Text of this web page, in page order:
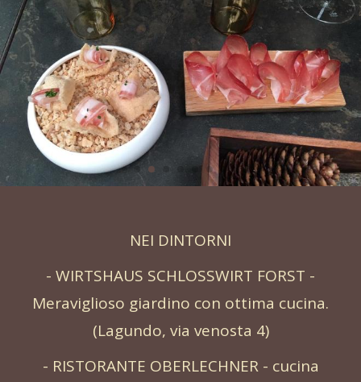
NEI DINTORNI
- WIRTSHAUS SCHLOSSWIRT FORST -
Meraviglioso giardino con ottima cucina.
(Lagundo, via venosta 4)
- RISTORANTE OBERLECHNER - cucina